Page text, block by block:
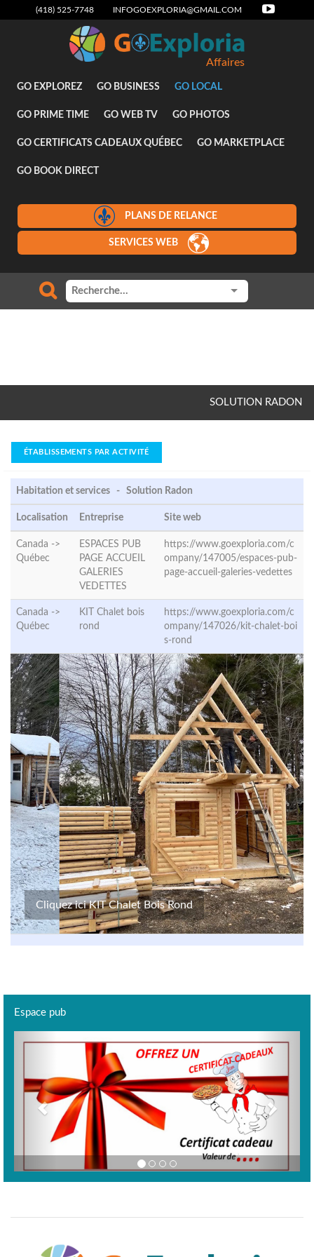
(418) 525-7748 INFOGOEXPLORIA@GMAIL.COM
Affaires
GO EXPLOREZ GO BUSINESS GO LOCAL
GO PRIME TIME GO WEB TV GO PHOTOS
GO CERTIFICATS CADEAUX QUÉBEC GO MARKETPLACE
GO BOOK DIRECT
PLANS DE RELANCE
SERVICES WEB
SOLUTION RADON
ÉTABLISSEMENTS PAR ACTIVITÉ
Habitation et services - Solution Radon
Localisation Entreprise Site web
Canada ->
Québec
ESPACES PUB
PAGE ACCUEIL
GALERIES
VEDETTES
https://www.goexploria.com/c
ompany/147005/espaces-pub-
page-accueil-galeries-vedettes
Canada ->
Québec
KIT Chalet bois
rond
https://www.goexploria.com/c
ompany/147026/kit-chalet-boi
s-rond
Cliquez ici KIT Chalet Bois Rond
Espace pub